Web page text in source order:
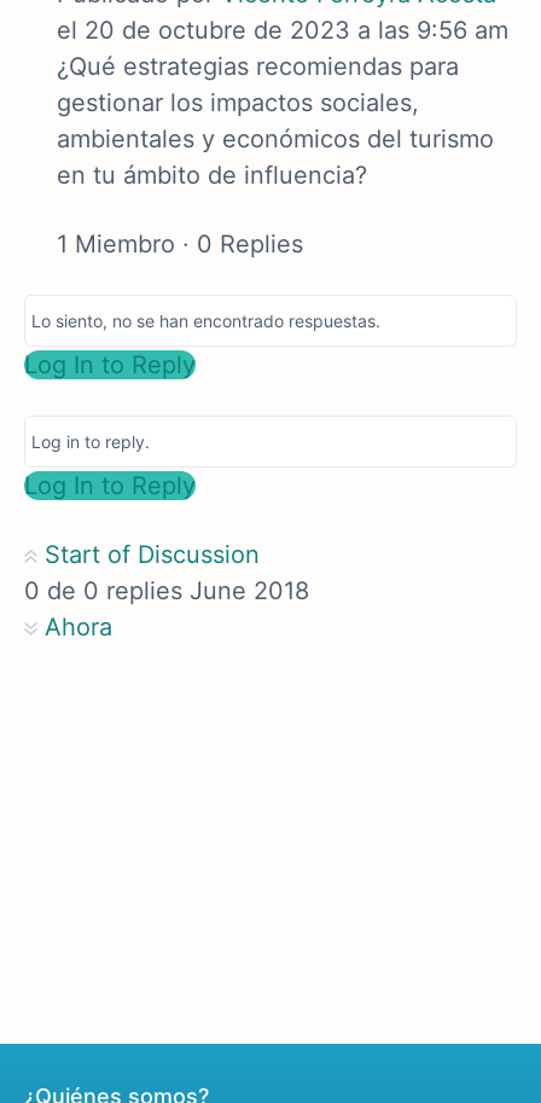
el 20 de octubre de 2023 a las 9:56 am
¿Qué estrategias recomiendas para
gestionar los impactos sociales,
ambientales y económicos del turismo
en tu ámbito de influencia?
1 Miembro · 0 Replies
Lo siento, no se han encontrado respuestas.
Log In to Reply
Log in to reply.
Log In to Reply
Start of Discussion
0 de 0 replies June 2018
Ahora
¿Quiénes somos?